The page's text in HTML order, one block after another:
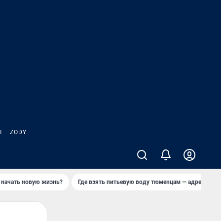
ZODY
начать новую жизнь? Где взять питьевую воду тюменцам — адреса